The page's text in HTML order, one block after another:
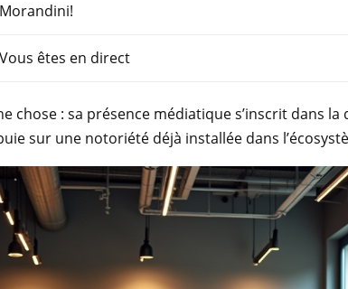
Morandini!
Vous êtes en direct
chose : sa présence médiatique s’inscrit dans
sur une notoriété déjà installée dans